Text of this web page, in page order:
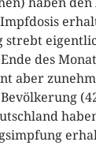
strebt
des
aber